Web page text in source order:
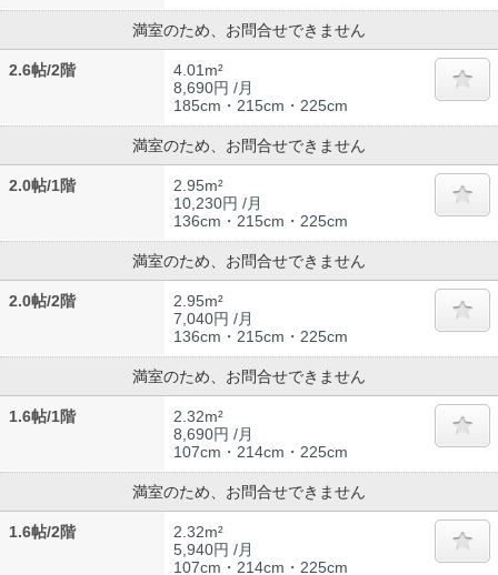
満室のため、お問合せできません
2.6帖/2階
4.01m²
8,690円 /月
185cm・215cm・225cm
満室のため、お問合せできません
2.0帖/1階
2.95m²
10,230円 /月
136cm・215cm・225cm
満室のため、お問合せできません
2.0帖/2階
2.95m²
7,040円 /月
136cm・215cm・225cm
満室のため、お問合せできません
1.6帖/1階
2.32m²
8,690円 /月
107cm・214cm・225cm
満室のため、お問合せできません
1.6帖/2階
2.32m²
5,940円 /月
107cm・214cm・225cm